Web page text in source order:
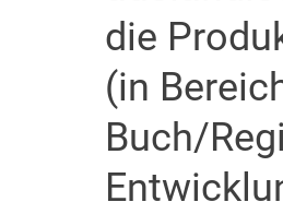
die
(in
Buch/